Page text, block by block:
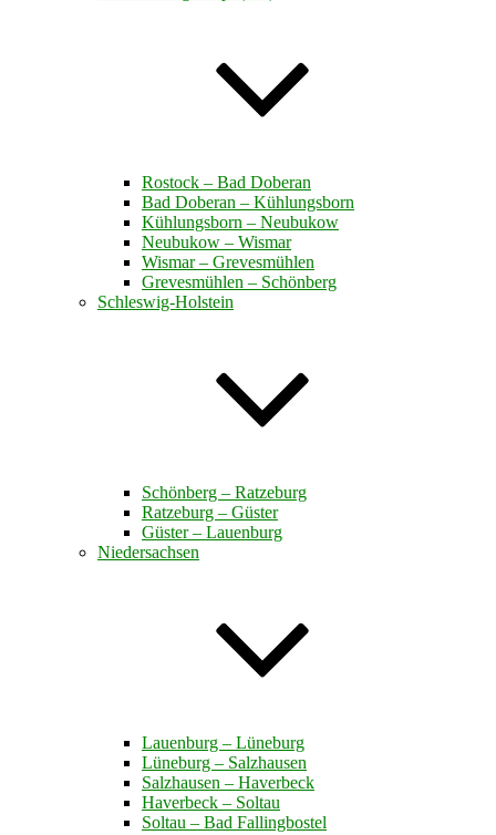
Rostock – Bad Doberan
Bad Doberan – Kühlungsborn
Kühlungsborn – Neubukow
Neubukow – Wismar
Wismar – Grevesmühlen
Grevesmühlen – Schönberg
Schleswig-Holstein
Schönberg – Ratzeburg
Ratzeburg – Güster
Güster – Lauenburg
Niedersachsen
Lauenburg – Lüneburg
Lüneburg – Salzhausen
Salzhausen – Haverbeck
Haverbeck – Soltau
Soltau – Bad Fallingbostel